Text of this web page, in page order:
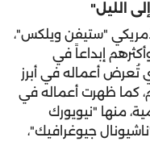
الليل"
"ستيفن ويلكس"،
إبداعاً في
تُعرض أعماله في أبرز
كما ظهرت أعماله في
منها "نيويورك
جيوغرافيك"،